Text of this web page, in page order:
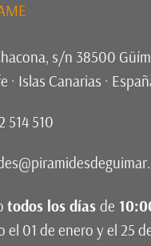
s/n 38500
· Islas Canarias ·
514 510
todos los díasde
el 01 de enero y el 25